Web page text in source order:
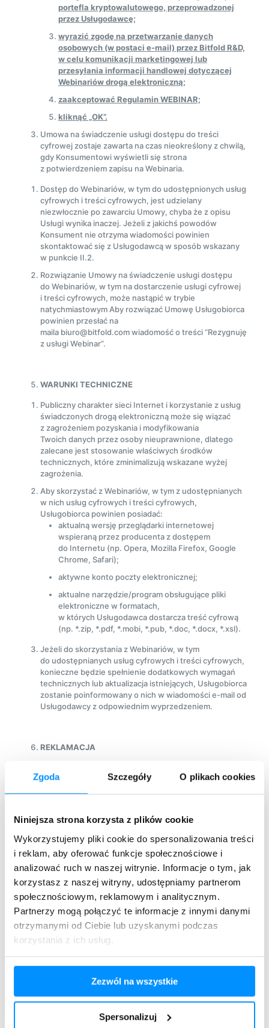
Zgoda Szczegóły O plikach cookies
Niniejsza strona korzysta z plików cookie
Wykorzystujemy pliki cookie do spersonalizowania treści
i reklam, aby oferować funkcje społecznościowe i
analizować ruch w naszej witrynie. Informacje o tym, jak
korzystasz z naszej witryny, udostępniamy partnerom
społecznościowym, reklamowym i analitycznym.
Partnerzy mogą połączyć te informacje z innymi danymi
otrzymanymi od Ciebie lub uzyskanymi podczas
korzystania z ich usług.
Zezwól na wszystkie
Spersonalizuj
portefla kryptowalutowego, przeprowadzonej
przez Usługodawcę;
wyrazić zgodę na przetwarzanie danych
osobowych (w postaci e-mail) przez Bitfold R&D,
w celu komunikacji marketingowej lub
przesyłania informacji handlowej dotyczącej
Webinariów drogą elektroniczną;
zaakceptować Regulamin WEBINAR;
kliknąć „OK”.
Umowa na świadczenie usługi dostępu do treści
cyfrowej zostaje zawarta na czas nieokreślony z chwilą,
gdy Konsumentowi wyświetli się strona
z potwierdzeniem zapisu na Webinaria.
Dostęp do Webinariów, w tym do udostępnionych usług
cyfrowych i treści cyfrowych, jest udzielany
niezwłocznie po zawarciu Umowy, chyba że z opisu
Usługi wynika inaczej. Jeżeli z jakichś powodów
Konsument nie otrzyma wiadomości powinien
skontaktować się z Usługodawcą w sposób wskazany
w punkcie II.2.
Rozwiązanie Umowy na świadczenie usługi dostępu
do Webinariów, w tym na dostarczenie usługi cyfrowej
i treści cyfrowych, może nastąpić w trybie
natychmiastowym Aby rozwiązać Umowę Usługobiorca
powinien przesłać na
maila biuro@bitfold.com wiadomość o treści “Rezygnuję
z usługi Webinar”.
WARUNKI TECHNICZNE
Publiczny charakter sieci Internet i korzystanie z usług
świadczonych drogą elektroniczną może się wiązać
z zagrożeniem pozyskania i modyfikowania
Twoich danych przez osoby nieuprawnione, dlatego
zalecane jest stosowanie właściwych środków
technicznych, które zminimalizują wskazane wyżej
zagrożenia.
Aby skorzystać z Webinariów, w tym z udostępnianych
w nich usług cyfrowych i treści cyfrowych,
Usługobiorca powinien posiadać:
aktualną wersję przeglądarki internetowej
wspieraną przez producenta z dostępem
do Internetu (np. Opera, Mozilla Firefox, Google
Chrome, Safari);
aktywne konto poczty elektronicznej;
aktualne narzędzie/program obsługujące pliki
elektroniczne w formatach,
w których Usługodawca dostarcza treść cyfrową
(np. *.zip, *.pdf, *.mobi, *.pub, *.doc, *.docx, *.xsl).
Jeżeli do skorzystania z Webinariów, w tym
do udostępnianych usług cyfrowych i treści cyfrowych,
konieczne będzie spełnienie dodatkowych wymagań
technicznych lub aktualizacja istniejących, Usługobiorca
zostanie poinformowany o nich w wiadomości e-mail od
Usługodawcy z odpowiednim wyprzedzeniem.
REKLAMACJA
są niezgodne z Umową, Usługobiorca może żądać
Reklamację można składać e-mailowo lub pisemnie na
Reklamacja zostanie rozpatrzona w terminie 14 dni
od dnia doręczenia poprzez przekazanie odpowiedzi w
formie papierowej lub e-mailowej.
Usługodawca może odmówić doprowadzenia
do zgodności z Umową, jeżeli sposób wybrany przez
Usługobiorcę jest niemożliwy albo wymagałby
nadmiernych kosztów. Przy ocenie nadmierności
sprawy, w szczególności znaczenie braku zgodności
treści cyfrowej lub usługi cyfrowej z Umową
oraz wartość treści cyfrowej lub usługi cyfrowej
zgodnych z Umową.
Szczegółowe zasady reklamacji treści cyfrowej lub
maja 2014 r. o prawach konsumenta.